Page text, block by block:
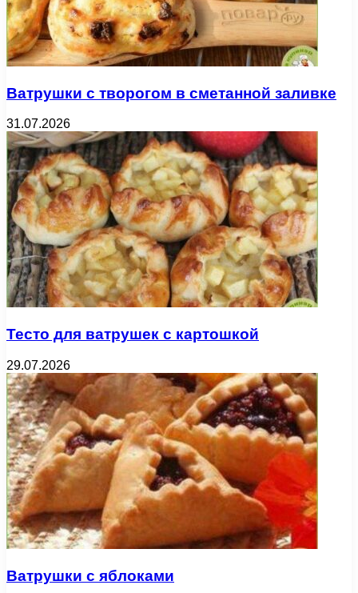
Ватрушки с творогом в сметанной заливке
31.07.2026
Тесто для ватрушек с картошкой
29.07.2026
Ватрушки с яблоками